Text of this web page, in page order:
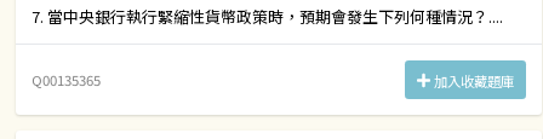
7. 當中央銀行執行緊縮性貨幣政策時，預期會發生下列何種情況？....
Q00135365 加入收藏題庫